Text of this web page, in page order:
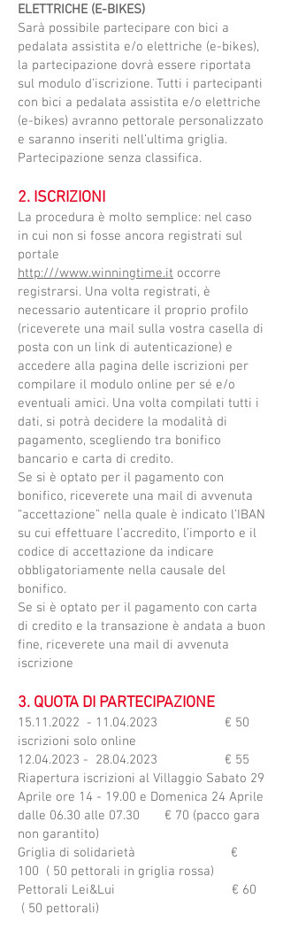
ELETTRICHE (E-BIKES)
Sarà possibile partecipare con bici a
pedalata assistita e/o elettriche (e-bikes),
la partecipazione dovrà essere riportata
sul modulo d’iscrizione. Tutti i partecipanti
con bici a pedalata assistita e/o elettriche
(e-bikes) avranno pettorale personalizzato
e saranno inseriti nell’ultima griglia.
Partecipazione senza classifica.
2. ISCRIZIONI
​La procedura è molto semplice: nel caso
in cui non si fosse ancora registrati sul
portale
http:///www.winningtime.it occorre
registrarsi. Una volta registrati, è
necessario autenticare il proprio profilo
(riceverete una mail sulla vostra casella di
posta con un link di autenticazione) e
accedere alla pagina delle iscrizioni per
compilare il modulo online per sé e/o
eventuali amici. Una volta compilati tutti i
dati, si potrà decidere la modalità di
pagamento, scegliendo tra bonifico
bancario e carta di credito.
Se si è optato per il pagamento con
bonifico, riceverete una mail di avvenuta
“accettazione” nella quale è indicato l’IBAN
su cui effettuare l’accredito, l’importo e il
codice di accettazione da indicare
obbligatoriamente nella causale del
bonifico.
Se si è optato per il pagamento con carta
di credito e la transazione è andata a buon
fine, riceverete una mail di avvenuta
iscrizione
3. QUOTA DI PARTECIPAZIONE
15.11.2022 - 11.04.2023 € 50
iscrizioni solo online
12.04.2023 - 28.04.2023 € 55
Riapertura iscrizioni al Villaggio Sabato 29
Aprile ore 14 - 19.00 e Domenica 24 Aprile
dalle 06.30 alle 07.30 € 70 (pacco gara
non garantito)
Griglia di solidarietà €
100 ( 50 pettorali in griglia rossa)
Pettorali Lei&Lui € 60
( 50 pettorali)